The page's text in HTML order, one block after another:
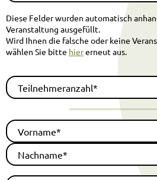
Diese Felder wurden automatisch
Veranstaltung ausgefüllt.
Wird Ihnen die falsche oder keine
wählen Sie bitte hiererneut aus.
Teilnehmeranzahl*
Vorname*
Nachname*